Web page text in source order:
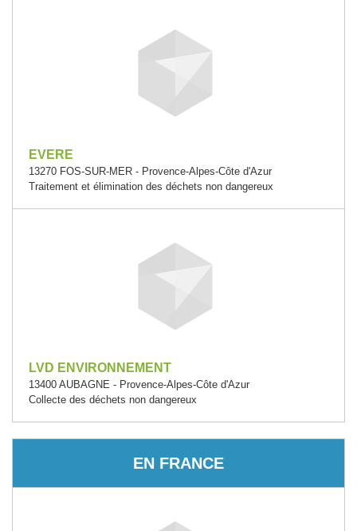
EVERE
13270 FOS-SUR-MER - Provence-Alpes-Côte d'Azur
Traitement et élimination des déchets non dangereux
LVD ENVIRONNEMENT
13400 AUBAGNE - Provence-Alpes-Côte d'Azur
Collecte des déchets non dangereux
EN FRANCE